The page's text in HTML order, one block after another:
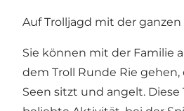
Auf Trolljagd mit der ganzen
Sie können mit der Familie
dem Troll Runde Rie gehen,
Seen sitzt und angelt. Diese